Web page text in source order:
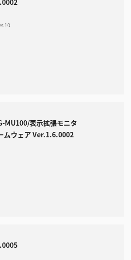
10
MU100/表示拡張モニタ
ムウェア Ver.1.6.0002